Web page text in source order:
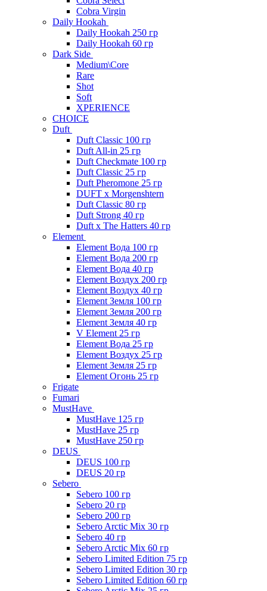
Cobra Virgin
Daily Hookah
Daily Hookah 250 гр
Daily Hookah 60 гр
Dark Side
Medium\Core
Rare
Shot
Soft
XPERIENCE
CHOICE
Duft
Duft Classic 100 гр
Duft All-in 25 гр
Duft Checkmate 100 гр
Duft Classic 25 гр
Duft Pheromone 25 гр
DUFT x Morgenshtern
Duft Classic 80 гр
Duft Strong 40 гр
Duft x The Hatters 40 гр
Element
Element Вода 100 гр
Element Вода 200 гр
Element Вода 40 гр
Element Воздух 200 гр
Element Воздух 40 гр
Element Земля 100 гр
Element Земля 200 гр
Element Земля 40 гр
V Element 25 гр
Element Вода 25 гр
Element Воздух 25 гр
Element Земля 25 гр
Element Огонь 25 гр
Frigate
Fumari
MustHave
MustHave 125 гр
MustHave 25 гр
MustHave 250 гр
DEUS
DEUS 100 гр
DEUS 20 гр
Sebero
Sebero 100 гр
Sebero 20 гр
Sebero 200 гр
Sebero Arctic Mix 30 гр
Sebero 40 гр
Sebero Arctic Mix 60 гр
Sebero Limited Edition 75 гр
Sebero Limited Edition 30 гр
Sebero Limited Edition 60 гр